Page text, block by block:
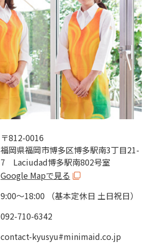
〒812-0016
福岡県福岡市博多区博多駅南3丁目21-
7 Laciudad博多駅南802号室
Google Mapで見る
9:00～18:00 （基本定休日 土日祝日）
092-710-6342
contact-kyusyu#minimaid.co.jp